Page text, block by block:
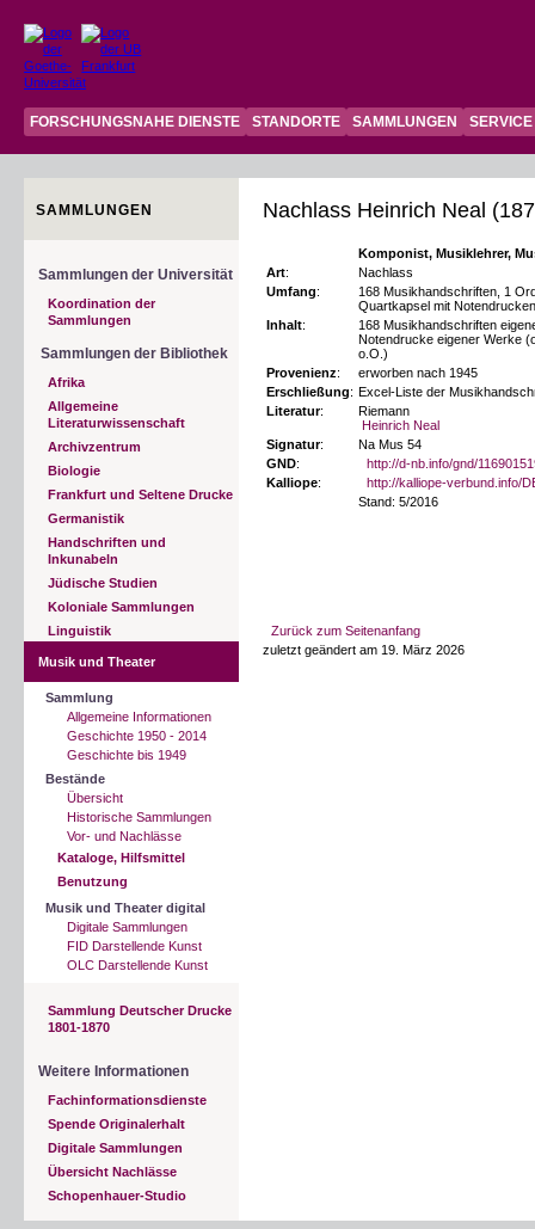
FORSCHUNGSNAHE DIENSTE STANDORTE SAMMLUNGEN SERVICE
SAMMLUNGEN
Sammlungen der Universität
Koordination der
Sammlungen
Sammlungen der Bibliothek
Afrika
Allgemeine
Literaturwissenschaft
Archivzentrum
Biologie
Frankfurt und Seltene Drucke
Germanistik
Handschriften und
Inkunabeln
Jüdische Studien
Koloniale Sammlungen
Linguistik
Musik und Theater
Sammlung
Allgemeine Informationen
Geschichte 1950 - 2014
Geschichte bis 1949
Bestände
Übersicht
Historische Sammlungen
Vor- und Nachlässe
Kataloge, Hilfsmittel
Benutzung
Musik und Theater digital
Digitale Sammlungen
FID Darstellende Kunst
OLC Darstellende Kunst
Sammlung Deutscher Drucke
1801-1870
Weitere Informationen
Fachinformationsdienste
Spende Originalerhalt
Digitale Sammlungen
Übersicht Nachlässe
Schopenhauer-Studio
Nachlass Heinrich Neal
Komponist, Musiklehrer,
Art:
Nachlass
Umfang:
168 Musikhandschriften, 1
Quartkapsel mit
Inhalt:
168 Musikhandschriften
Notendrucke eigener Werke
o.O.)
Provenienz:
erworben nach 1945
Erschließung: Excel-Liste der
Literatur:
Riemann
Heinrich Neal
Signatur:
Na Mus 54
GND:
http://d-nb.info/gnd/
Kalliope:
http://kalliope-verbund.info/
Stand: 5/2016
Zurück zum Seitenanfang
zuletzt geändert am 19. März 2026